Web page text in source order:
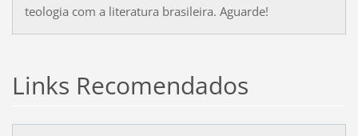
teologia com a literatura brasileira. Aguarde!
Links Recomendados